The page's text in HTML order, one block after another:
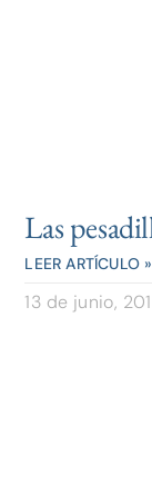
Las
LEER ARTÍCULO »
13 de junio,